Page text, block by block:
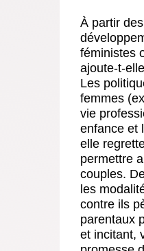
À partir
féministes
ajoute-t-
Les
femmes
vie
enfance et
elle
permettre
couples.
les
contre ils
parentaux
et incitant,